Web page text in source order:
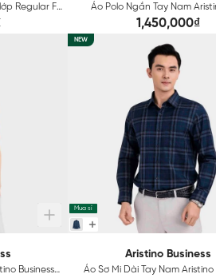
Regular Fit
Áo Polo Ngắn Tay Nam
Regular APSG46AAH2
1,450,000₫
Business
NEW
Mua sỉ
Aristino Business
Áo Sơ Mi Dài Tay Nam Aristino